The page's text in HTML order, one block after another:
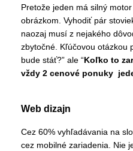
Pretože jeden má silný
obrázkom. Vyhodiť pár
naozaj musí z nejakého
zbytočné. Kľúčovou otázkou
bude stáť?” ale “Koľko to
vždy 2 cenové ponuky
Web dizajn
Cez 60% vyhľadávania na
cez mobilné zariadenia. Nie